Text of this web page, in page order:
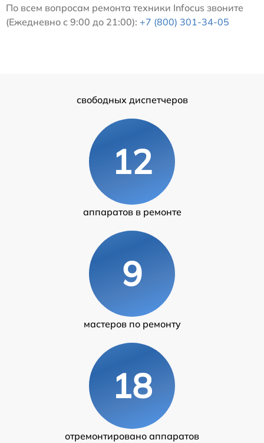
По всем вопросам ремонта техники Infocus звоните
(Ежедневно с 9:00 до 21:00): +7 (800) 301-34-05
свободных диспетчеров
12
аппаратов в ремонте
9
мастеров по ремонту
18
отремонтировано аппаратов